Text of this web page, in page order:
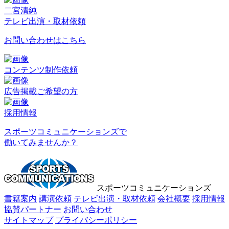
二宮清純
テレビ出演・取材依頼
お問い合わせはこちら
コンテンツ制作依頼
広告掲載ご希望の方
採用情報
スポーツコミュニケーションズで
働いてみませんか？
スポーツコミュニケーションズ
書籍案内 講演依頼 テレビ出演・取材依頼 会社概要 採用情報
協賛パートナー お問い合わせ
サイトマップ プライバシーポリシー